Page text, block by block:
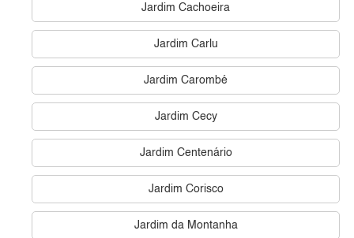
Jardim Cachoeira
Jardim Carlu
Jardim Carombé
Jardim Cecy
Jardim Centenário
Jardim Corisco
Jardim da Montanha